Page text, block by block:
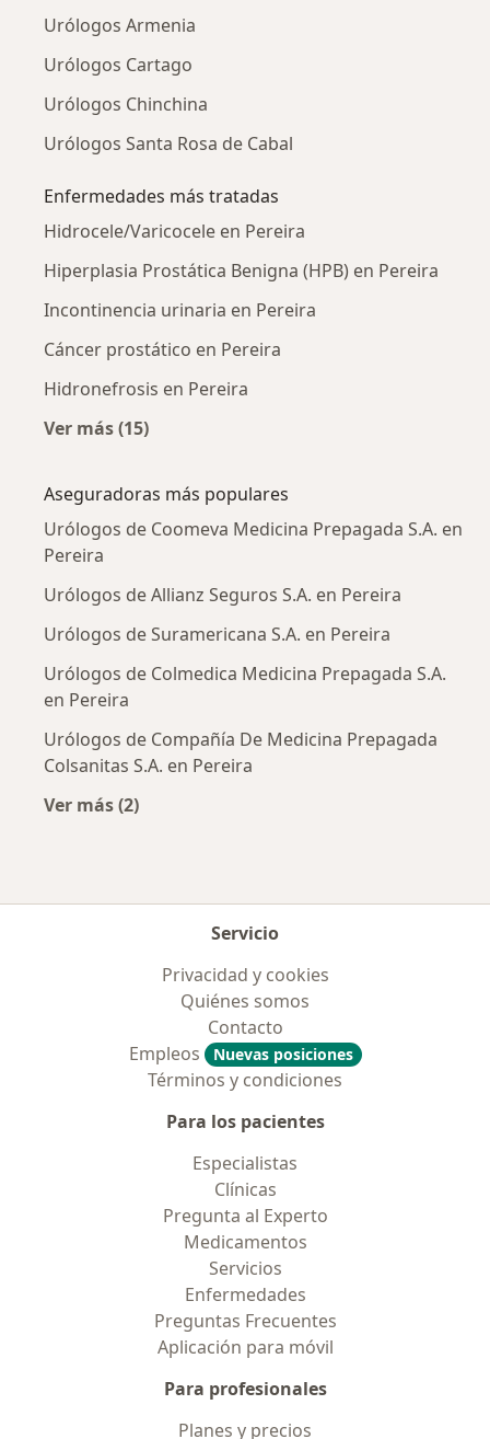
Urólogos Armenia
Urólogos Cartago
Urólogos Chinchina
Urólogos Santa Rosa de Cabal
Enfermedades más tratadas
Hidrocele/Varicocele en Pereira
Hiperplasia Prostática Benigna (HPB) en Pereira
Incontinencia urinaria en Pereira
Cáncer prostático en Pereira
Hidronefrosis en Pereira
Ver más (15)
Aseguradoras más populares
Urólogos de Coomeva Medicina Prepagada S.A. en
Pereira
Urólogos de Allianz Seguros S.A. en Pereira
Urólogos de Suramericana S.A. en Pereira
Urólogos de Colmedica Medicina Prepagada S.A.
en Pereira
Urólogos de Compañía De Medicina Prepagada
Colsanitas S.A. en Pereira
Ver más (2)
Servicio
Privacidad y cookies
Quiénes somos
Contacto
Empleos
Nuevas posiciones
Términos y condiciones
Para los pacientes
Especialistas
Clínicas
Pregunta al Experto
Medicamentos
Servicios
Enfermedades
Preguntas Frecuentes
Aplicación para móvil
Para profesionales
Planes y precios